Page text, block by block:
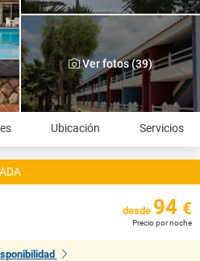
Ver fotos (39)
Ubicación Servicios
desde 94 €
Precio por noche